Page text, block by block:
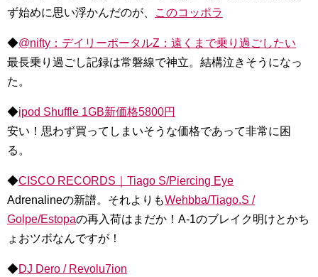
ず始めに思い浮かんだのが、
このコッポラ
◆@nifty：デイリーポータルZ：遠くまで乗り過ごしたい
最長乗り過ごし記録は常磐線で神立。結構泣きそうになっ
た。
◆ipod Shuffle 1GB新価格5800円
安い！思わず買ってしまいそうな価格であって非常に困
る。
◆CISCO RECORDS｜Tiago S/Piercing Eye
Adrenalineの新譜。それよりもWehbba/Tiago.S /
Golpe/Estopaの再入荷はまだか！A-1のブレイク明けとかち
ょおツボなんですが！
◆DJ Dero / Revolu7ion